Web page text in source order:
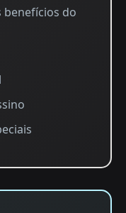
benefícios do